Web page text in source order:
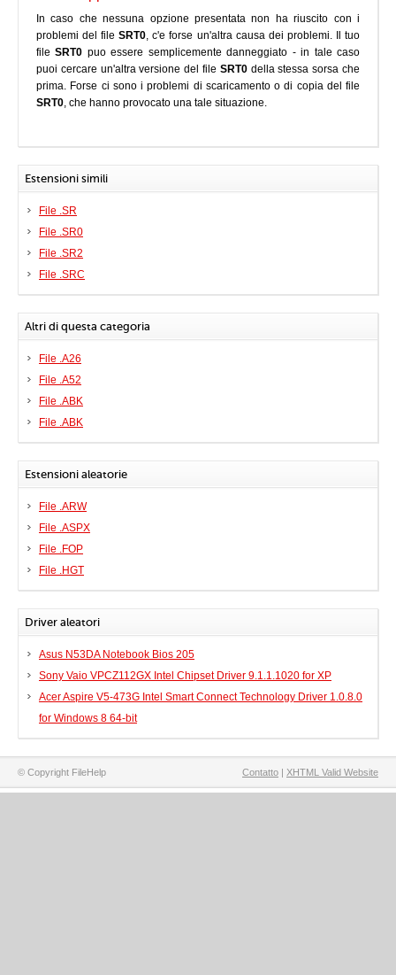
In caso che nessuna opzione presentata non ha riuscito con i
problemi del fileSRT0, c'e forse un'altra causa dei problemi. Il tuo
fileSRT0 puo essere semplicemente danneggiato - in tale caso
puoi cercare un'altra versione del file SRT0della stessa sorsa che
prima. Forse ci sono i problemi di scaricamento o di copia del file
SRT0, che hanno provocato una tale situazione.
Estensioni simili
File .SR
File .SR0
File .SR2
File .SRC
Altri di questa categoria
File .A26
File .A52
File .ABK
File .ABK
Estensioni aleatorie
File .ARW
File .ASPX
File .FOP
File .HGT
Driver aleatori
Asus N53DA Notebook Bios 205
Sony Vaio VPCZ112GX Intel Chipset Driver 9.1.1.1020 for XP
Acer Aspire V5-473G Intel Smart Connect Technology Driver 1.0.8.0
for Windows 8 64-bit
© Copyright FileHelp Contatto | XHTML Valid Website